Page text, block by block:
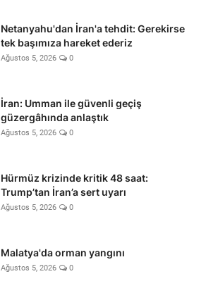
Netanyahu'dan İran'a tehdit: Gerekirse
tek başımıza hareket ederiz
Ağustos 5, 2026 0
İran: Umman ile güvenli geçiş
güzergâhında anlaştık
Ağustos 5, 2026 0
Hürmüz krizinde kritik 48 saat:
Trump’tan İran’a sert uyarı
Ağustos 5, 2026 0
Malatya'da orman yangını
Ağustos 5, 2026 0